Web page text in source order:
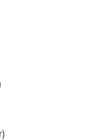
- 15 km
klasser)